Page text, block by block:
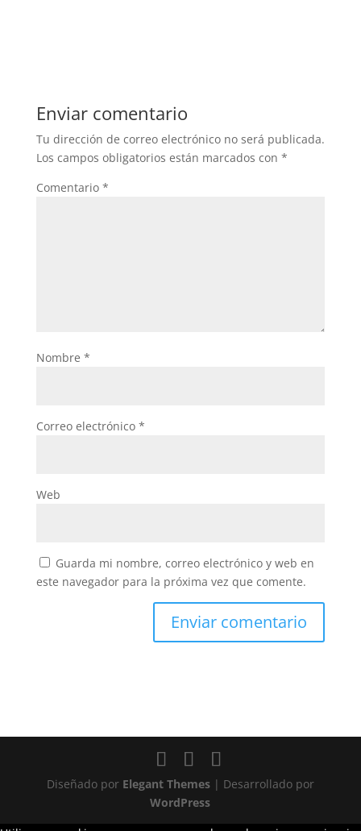
Enviar comentario
Tu dirección de correo electrónico no será publicada.
Los campos obligatorios están marcados con *
Comentario *
Nombre *
Correo electrónico *
Web
Guarda mi nombre, correo electrónico y web en
este navegador para la próxima vez que comente.
Diseñado por Elegant Themes| Desarrollado por
WordPress